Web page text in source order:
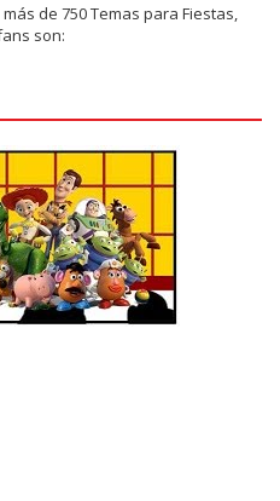
de 750 Temas para Fiestas,
son: